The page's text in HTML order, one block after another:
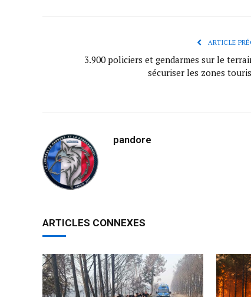
ARTICLE
3.900 policiers et gendarmes sur le
sécuriser les zones
pandore
ARTICLES CONNEXES